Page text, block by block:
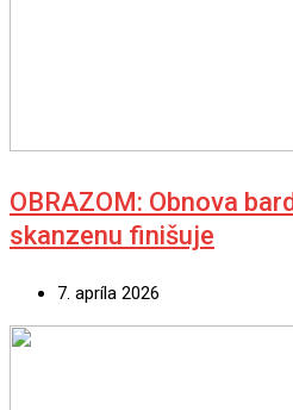
OBRAZOM: Obnova
skanzenu finišuje
7. apríla 2026